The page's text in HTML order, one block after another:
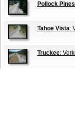
Pollock Pines
Tahoe Vista:
Truckee: